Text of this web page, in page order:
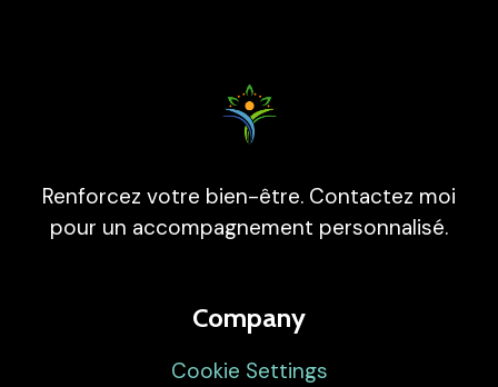
Renforcez votre bien-être. Contactez moi
pour un accompagnement personnalisé.
Company
Cookie Settings